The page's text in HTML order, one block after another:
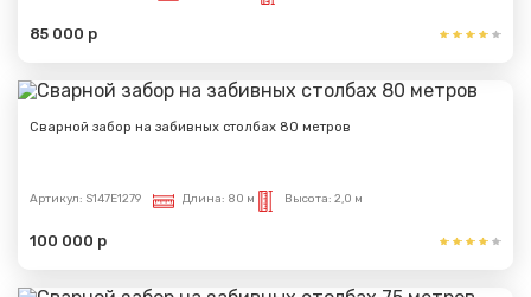
85 000 р
Сварной забор на забивных столбах 80 метров
Артикул: S147E1279 Длина: 80 м Высота: 2,0 м
100 000 р